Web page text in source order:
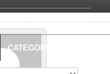
SITE RUBRIQUES
CATEGORIES